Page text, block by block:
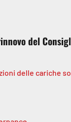
del
delle cariche